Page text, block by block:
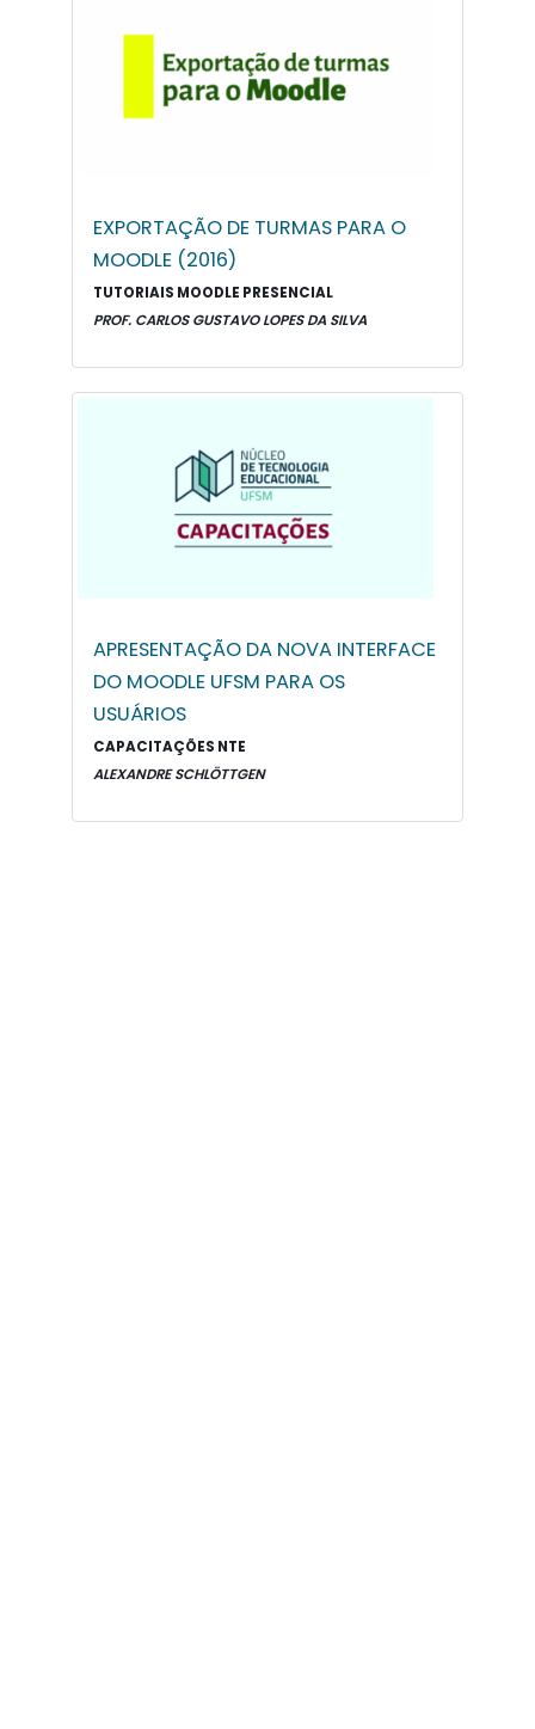
EXPORTAÇÃO DE TURMAS PARA O
MOODLE (2016)
TUTORIAIS MOODLE PRESENCIAL
PROF. CARLOS GUSTAVO LOPES DA SILVA
APRESENTAÇÃO DA NOVA INTERFACE
DO MOODLE UFSM PARA OS
USUÁRIOS
CAPACITAÇÕES NTE
ALEXANDRE SCHLÖTTGEN